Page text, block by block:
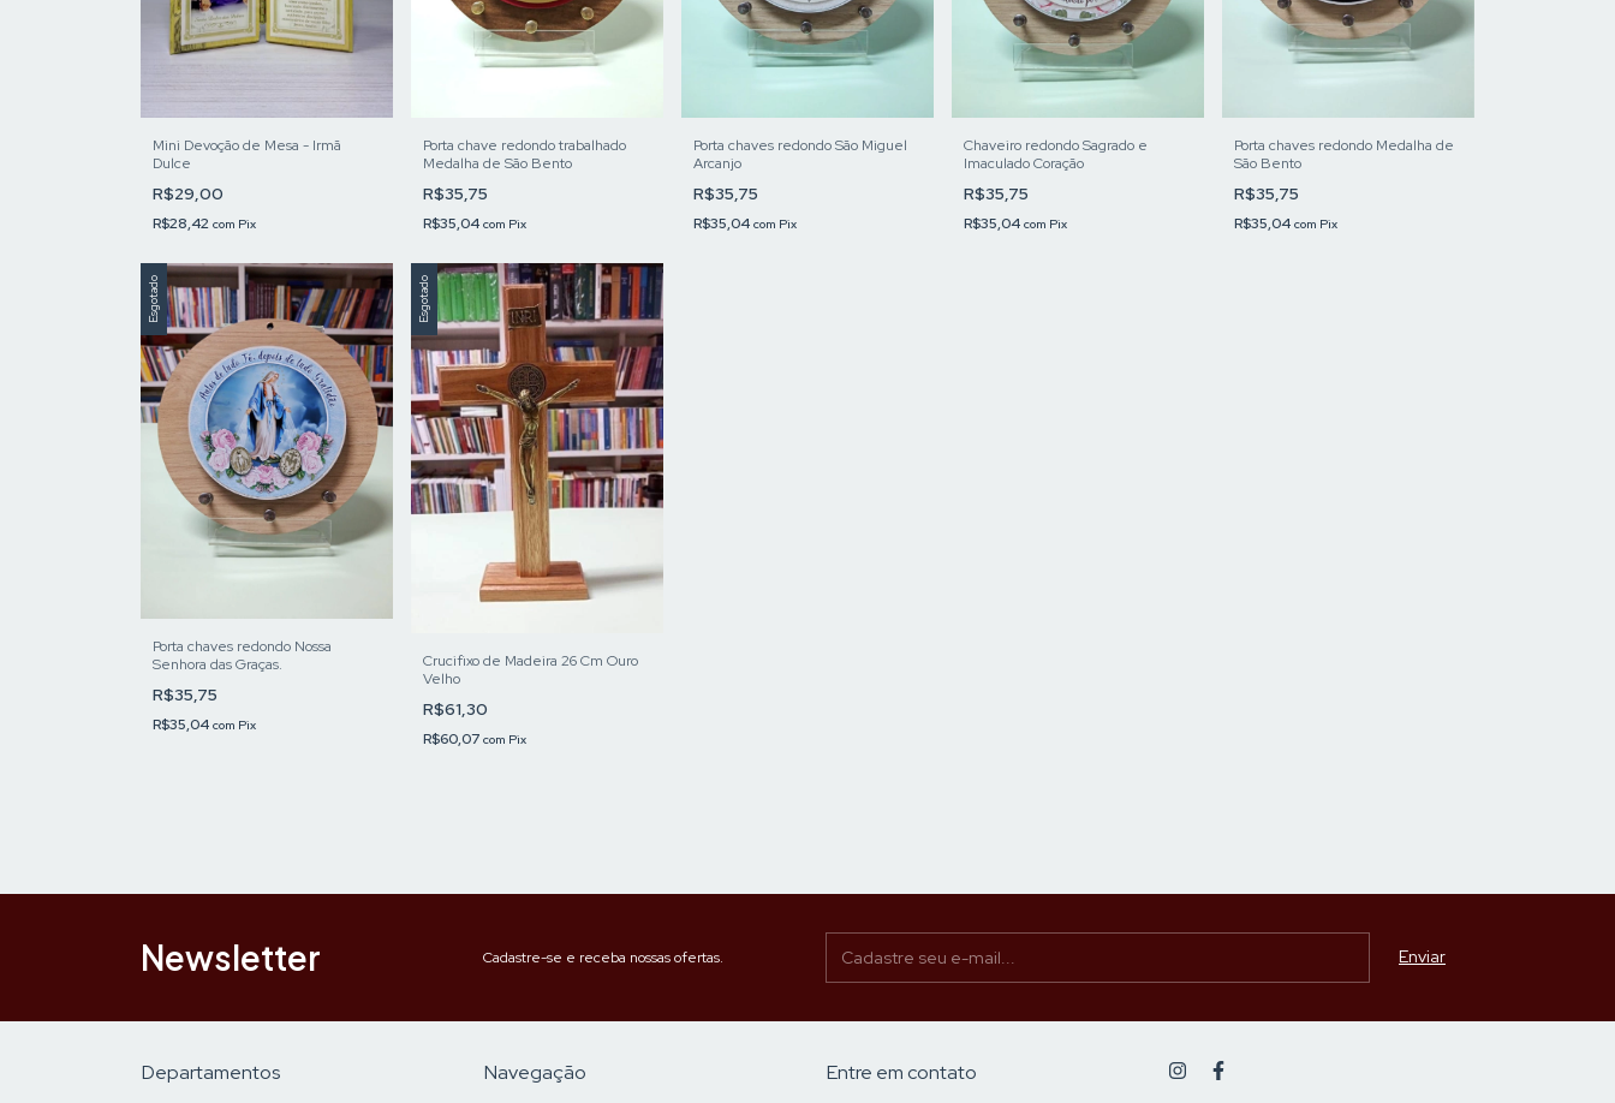
Mini Devoção de Mesa - Irmã
Dulce
R$29,00
R$28,42 com Pix
Porta chave redondo trabalhado
Medalha de São Bento
R$35,75
R$35,04 com Pix
Porta chaves redondo São Miguel
Arcanjo
R$35,75
R$35,04 com Pix
Chaveiro redondo Sagrado e
Imaculado Coração
R$35,75
R$35,04 com Pix
Porta chaves redondo Medalha de
São Bento
R$35,75
R$35,04 com Pix
Esgotado
Porta chaves redondo Nossa
Senhora das Graças.
R$35,75
R$35,04 com Pix
Esgotado
Crucifixo de Madeira 26 Cm Ouro
Velho
R$61,30
R$60,07 com Pix
Newsletter Cadastre-se e receba nossas ofertas.
Departamentos Navegação Entre em contato